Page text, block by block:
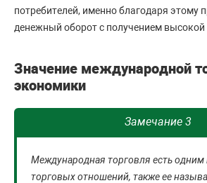
потребителей, именно благодаря этому
денежный оборот с получением высокой
Значение международной
экономики
Замечание 3
Международная торговля есть одним
торговых отношений, также ее